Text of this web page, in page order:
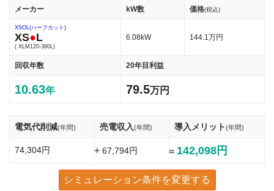
メーカー kW数 価格(税込)
XSOL(ハーフカット)
XS●L
( XLM120-380L)
6.08kW 144.1万円
回収年数 20年目利益
10.63年 79.5万円
電気代削減(年間) 売電収入(年間) 導入メリット(年間)
74,304円 +67,794円 = 142,098円
シミュレーション条件を変更する